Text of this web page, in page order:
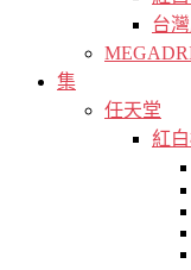
台
集
任天堂
紅